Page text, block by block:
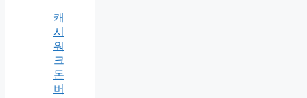
캐
시
워
크
돈
버